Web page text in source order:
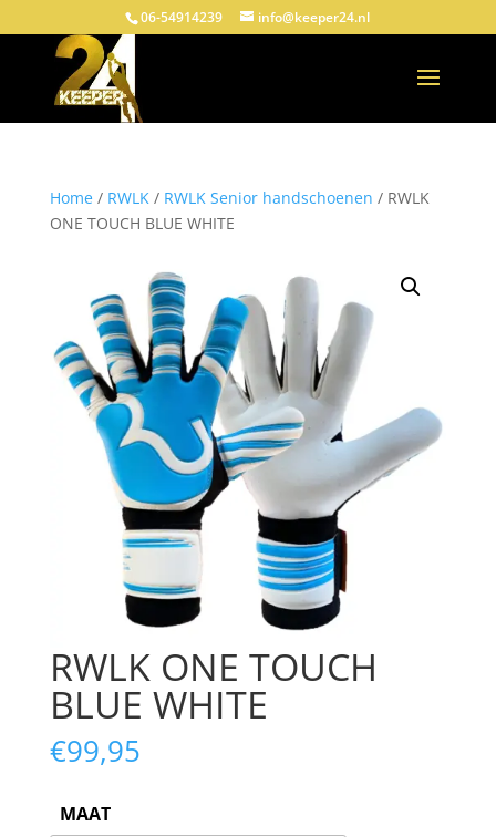
06-54914239 info@keeper24.nl
Home/ RWLK/ RWLK Senior handschoenen / RWLK
ONE TOUCH BLUE WHITE
RWLK ONE TOUCH
BLUE WHITE
€99,95
MAAT